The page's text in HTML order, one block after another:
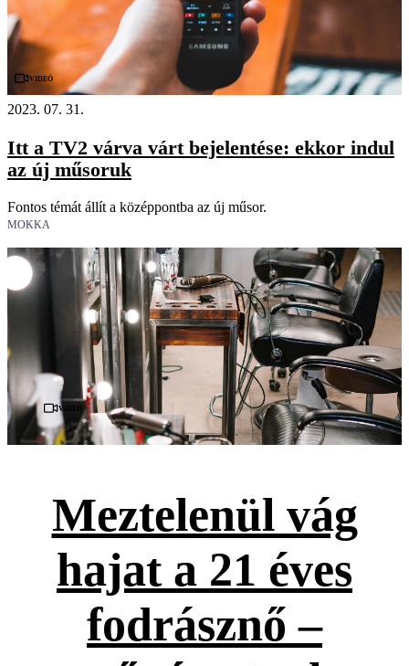
Videó
2023. 07. 31.
Itt a TV2 várva várt bejelentése: ekkor indul
az új műsoruk
Fontos témát állít a középpontba az új műsor.
MOKKA
Videó
Meztelenül vág
hajat a 21 éves
fodrásznő –